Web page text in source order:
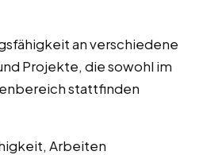
an verschiedene
Projekte, die sowohl im
stattfinden
Arbeiten